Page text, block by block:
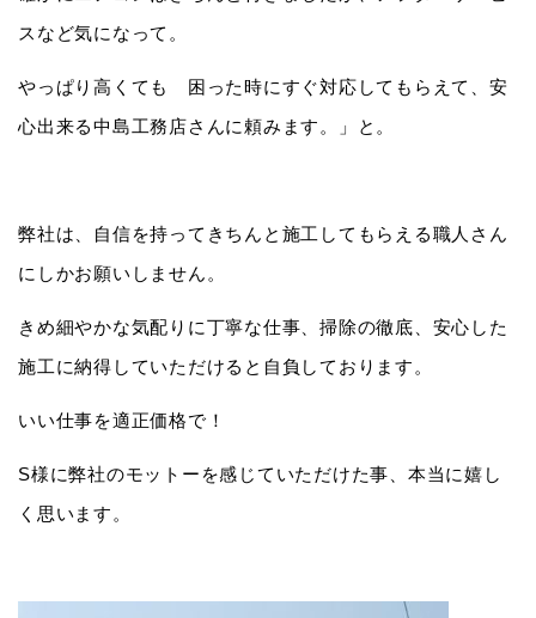
スなど気になって。
やっぱり高くても 困った時にすぐ対応してもらえて、安
心出来る中島工務店さんに頼みます。」と。
弊社は、自信を持ってきちんと施工してもらえる職人さん
にしかお願いしません。
きめ細やかな気配りに丁寧な仕事、掃除の徹底、安心した
施工に納得していただけると自負しております。
いい仕事を適正価格で！
S様に弊社のモットーを感じていただけた事、本当に嬉し
く思います。